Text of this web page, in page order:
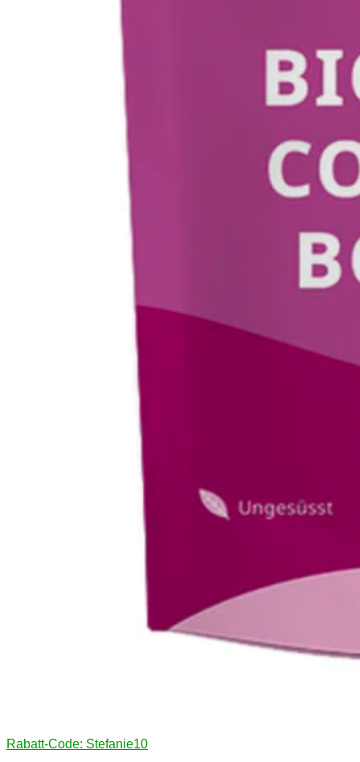
Rabatt-Code: Stefanie10